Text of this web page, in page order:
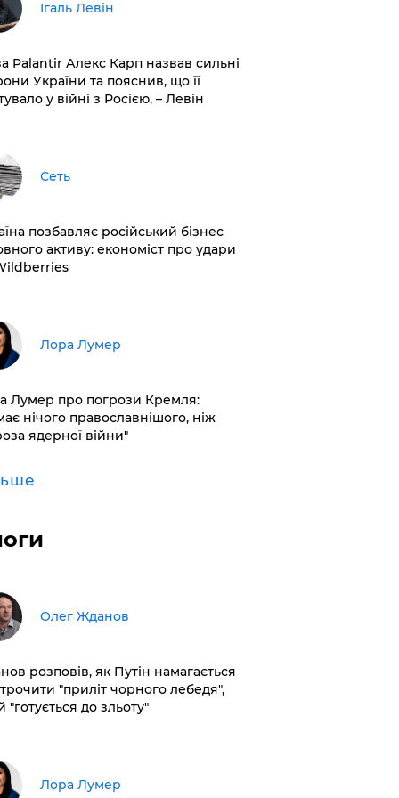
Ігаль Левін
Palantir Алекс Карп назвав сильні
України та пояснив, що її
у війні з Росією, – Левін
Сеть
позбавляє російський бізнес
активу: економіст про удари
​Лора Лумер
Лумер про погрози Кремля:
нічого православнішого, ніж
ядерної війни"
Олег Жданов
розповів, як Путін намагається
"приліт чорного лебедя",
"готується до зльоту"
​Лора Лумер